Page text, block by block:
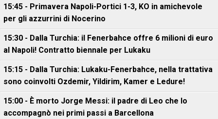
15:45 - Primavera Napoli-Portici 1-3, KO in amichevole
per gli azzurrini di Nocerino
15:30 - Dalla Turchia: il Fenerbahce offre 6 milioni di euro
al Napoli! Contratto biennale per Lukaku
15:15 - Dalla Turchia: Lukaku-Fenerbahce, nella trattativa
sono coinvolti Ozdemir, Yildirim, Kamer e Ledure!
15:00 - È morto Jorge Messi: il padre di Leo che lo
accompagnò nei primi passi a Barcellona